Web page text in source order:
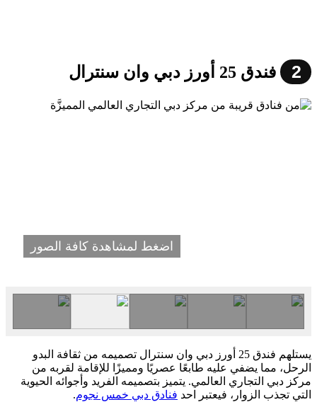
2 فندق 25 أورز دبي وان سنترال
اضغط لمشاهدة كافة الصور
يستلهم فندق 25 أورز دبي وان سنترال تصميمه من ثقافة البدو
الرحل، مما يضفي عليه طابعًا عصريًا ومميزًا للإقامة لقربه من
مركز دبي التجاري العالمي. يتميز بتصميمه الفريد وأجوائه الحيوية
التي تجذب الزوار، فيعتبر احد فنادق دبي خمس نجوم.